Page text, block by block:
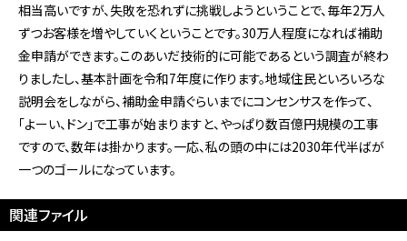
相当高いですが、失敗を恐れずに挑戦しようということで、毎年2万人
ずつお客様を増やしていくということです。30万人程度になれば補助
金申請ができます。このあいだ技術的に可能であるという調査が終わ
りましたし、基本計画を令和7年度に作ります。地域住民といろいろな
説明会をしながら、補助金申請ぐらいまでにコンセンサスを作って、
「よーい、ドン」で工事が始まりますと、やっぱり数百億円規模の工事
ですので、数年は掛かります。一応、私の頭の中には2030年代半ばが
一つのゴールになっています。
関連ファイル